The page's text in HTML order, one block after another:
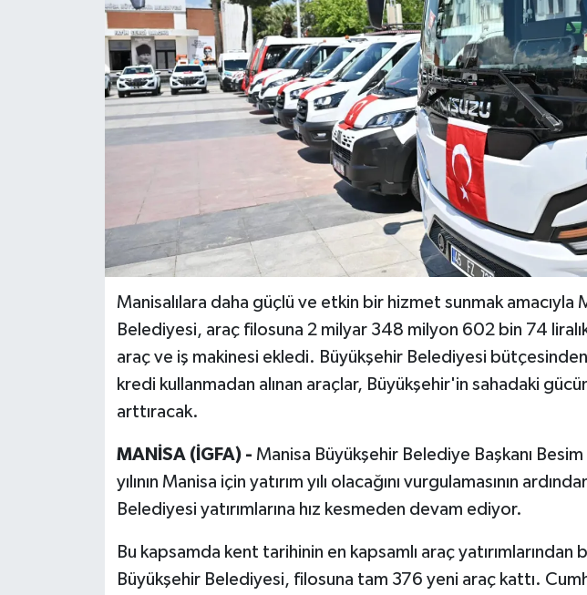
Manisalılara daha güçlü ve etkin bir hizmet sunmak amacıyla
Belediyesi, araç filosuna 2 milyar 348 milyon 602 bin 74
araç ve iş makinesi ekledi. Büyükşehir Belediyesi
kredi kullanmadan alınan araçlar, Büyükşehir'in sahadaki
arttıracak.
MANİSA (İGFA) - Manisa Büyükşehir Belediye Başkanı
yılının Manisa için yatırım yılı olacağını vurgulamasının
Belediyesi yatırımlarına hız kesmeden devam ediyor.
Bu kapsamda kent tarihinin en kapsamlı araç yatırımlarından
Büyükşehir Belediyesi, filosuna tam 376 yeni araç kattı.